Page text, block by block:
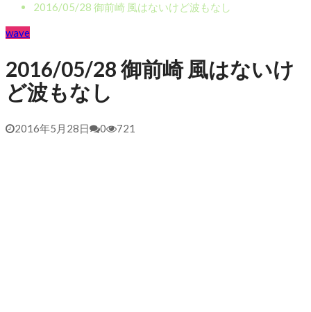
2016/05/28 御前崎 風はないけど波もなし
wave
2016/05/28 御前崎 風はないけ
ど波もなし
2016年5月28日 0 721